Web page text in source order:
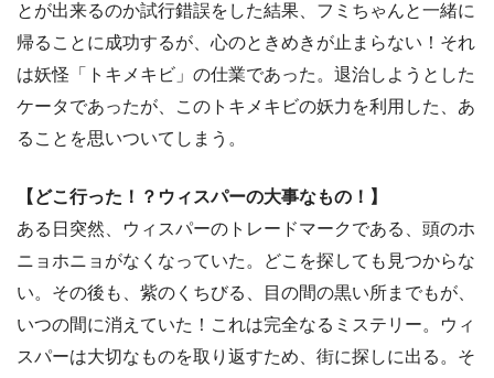
とが出来るのか試行錯誤をした結果、フミちゃんと一緒に
帰ることに成功するが、心のときめきが止まらない！それ
は妖怪「トキメキビ」の仕業であった。退治しようとした
ケータであったが、このトキメキビの妖力を利用した、あ
ることを思いついてしまう。
【どこ行った！？ウィスパーの大事なもの！】
ある日突然、ウィスパーのトレードマークである、頭のホ
ニョホニョがなくなっていた。どこを探しても見つからな
い。その後も、紫のくちびる、目の間の黒い所までもが、
いつの間に消えていた！これは完全なるミステリー。ウィ
スパーは大切なものを取り返すため、街に探しに出る。そ